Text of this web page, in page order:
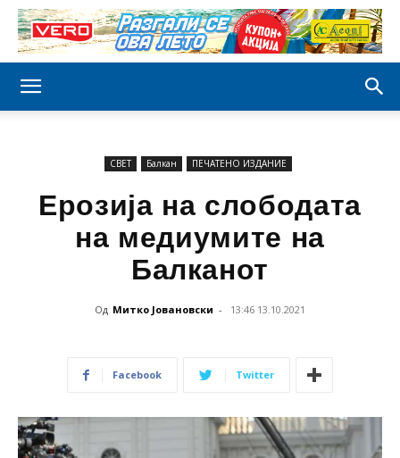
СВЕТ Балкан ПЕЧАТЕНО ИЗДАНИЕ
Ерозија на слободата
на медиумите на
Балканот
Од Митко Јовановски - 13:46 13.10.2021
Facebook Twitter